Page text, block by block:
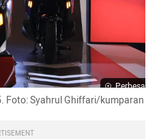
Perbesar
Foto: Syahrul Ghiffari/kumparan